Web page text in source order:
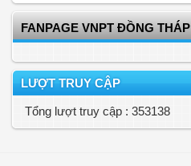
FANPAGE VNPT ĐỒNG THÁP
LƯỢT TRUY CẬP
Tổng lượt truy cập : 353138